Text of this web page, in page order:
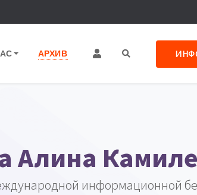
АРХИВ
Алина
информационной